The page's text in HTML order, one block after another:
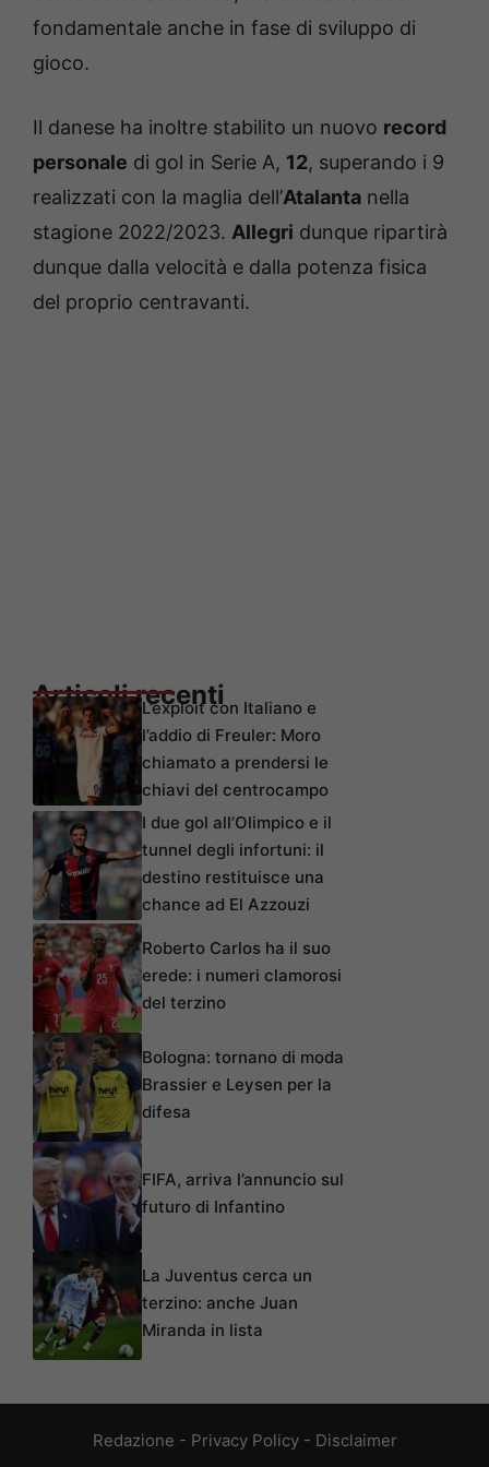
fondamentale anche in fase di sviluppo di
gioco.
Il danese ha inoltre stabilito un nuovo record
personale di gol in Serie A, 12, superando i 9
realizzati con la maglia dell’Atalanta nella
stagione 2022/2023. Allegri dunque ripartirà
dunque dalla velocità e dalla potenza fisica
del proprio centravanti.
Articoli recentiL’exploit con Italiano e
l’addio di Freuler: Moro
chiamato a prendersi le
chiavi del centrocampo
I due gol all’Olimpico e il
tunnel degli infortuni: il
destino restituisce una
chance ad El Azzouzi
Roberto Carlos ha il suo
erede: i numeri clamorosi
del terzino
Bologna: tornano di moda
Brassier e Leysen per la
difesa
FIFA, arriva l’annuncio sul
futuro di Infantino
La Juventus cerca un
terzino: anche Juan
Miranda in lista
Redazione - Privacy Policy- Disclaimer